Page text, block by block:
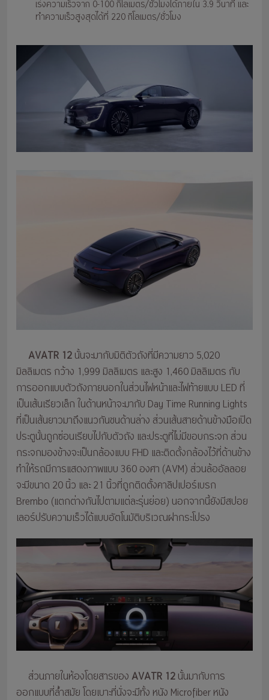
เร่งความเร็วจาก 0-100 กิโลเมตร/ชั่วโมงได้ภายใน 3.9 วินาที และ
ทำความเร็วสูงสุดได้ที่ 220 กิโลเมตร/ชั่วโมง
AVATR 12นั้นจะมากับมิติตัวถังที่มีความยาว 5,020
มิลลิเมตร กว้าง 1,999 มิลลิเมตร และสูง 1,460 มิลลิเมตร กับ
การออกแบบตัวถังภายนอกในส่วนไฟหน้าและไฟท้ายแบบ LED ที่
เป็นเส้นเรียวเล็ก ในด้านหน้าจะมากับ Day Time Running Lights
ที่เป็นเส้นยาวมาถึงแนวกันชนด้านล่าง ส่วนเส้นสายด้านข้างมือเปิด
ประตูนั้นถูกซ่อนเรียบไปกับตัวถัง และประตูที่ไม่มีขอบกระจก ส่วน
กระจกมองข้างจะเป็นกล้องแบบ FHD และติดตั้งกล้องไว้ที่ด้านข้าง
ทำให้รถมีการแสดงภาพแบบ 360 องศา (AVM) ส่วนล้ออัลลอย
จะมีขนาด 20 นิ้ว และ 21 นิ้วที่ถูกติดตั้งคาลิปเปอร์เบรก
Brembo (แตกต่างกันไปตามแต่ละรุ่นย่อย) นอกจากนี้ยังมีสปอย
เลอร์ปรับความเร็วได้แบบอัตโนมัติบริเวณฝากระโปรง
ส่วนภายในห้องโดยสารของAVATR 12นั้นมากับการ
ออกแบบที่ล้ำสมัย โดยเบาะที่นั่งจะมีทั้ง หนัง Microfiber หนัง